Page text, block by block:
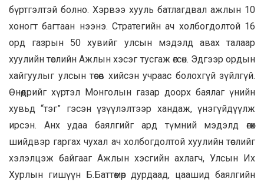
бүртгэлтэй болно. Хэрвээ хууль батлагдвал ажлын 10
хоногт багтаан нээнэ. Стратегийн ач холбогдолтой 16
орд газрын 50 хувийг улсын мэдэлд авах талаар
хуулийн төслийн Ажлын хэсэг тусгаж өгсөн. Эдгээр ордын
хайгуулыг улсын төсөв хийсэн учраас болохгүй зүйлгүй.
Өнөөдрийг хүртэл Монголын газар доорх баялаг үнийн
хувьд “тэг” гэсэн үзүүлэлтээр хандаж, үнэгүйдүүлж
ирсэн. Анх удаа баялгийг ард түмний мэдэлд өгөх
шийдвэр гаргах чухал ач холбогдолтой хуулийн төслийг
хэлэлцэж байгааг Ажлын хэсгийн ахлагч, Улсын Их
Хурлын гишүүн Б.Баттөмөр дурдаад, цаашид баялгийн